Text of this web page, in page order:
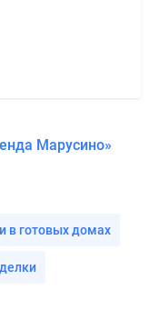
Марусино»
в готовых домах